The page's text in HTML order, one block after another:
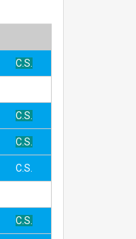
C.S.
C.S.
C.S.
C.S.
C.S.